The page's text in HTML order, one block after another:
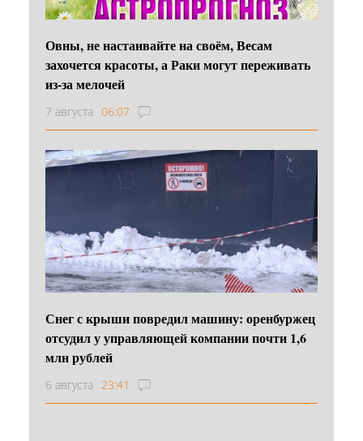
Овны, не настаивайте на своём, Весам
захочется красоты, а Раки могут переживать
из-за мелочей
7 августа 06:07
Снег с крыши повредил машину: оренбуржец
отсудил у управляющей компании почти 1,6
млн рублей
6 августа 23:41